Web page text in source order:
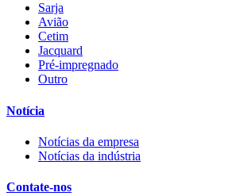
Sarja
Avião
Cetim
Jacquard
Pré-impregnado
Outro
Notícia
Notícias da empresa
Notícias da indústria
Contate-nos